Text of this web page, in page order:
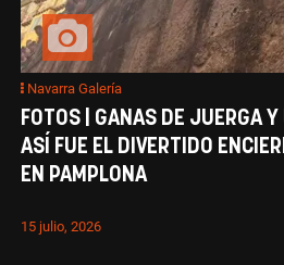
Navarra Galería
FOTOS | GANAS DE JUERGA
ASÍ FUE EL DIVERTIDO
EN PAMPLONA
15 julio, 2026